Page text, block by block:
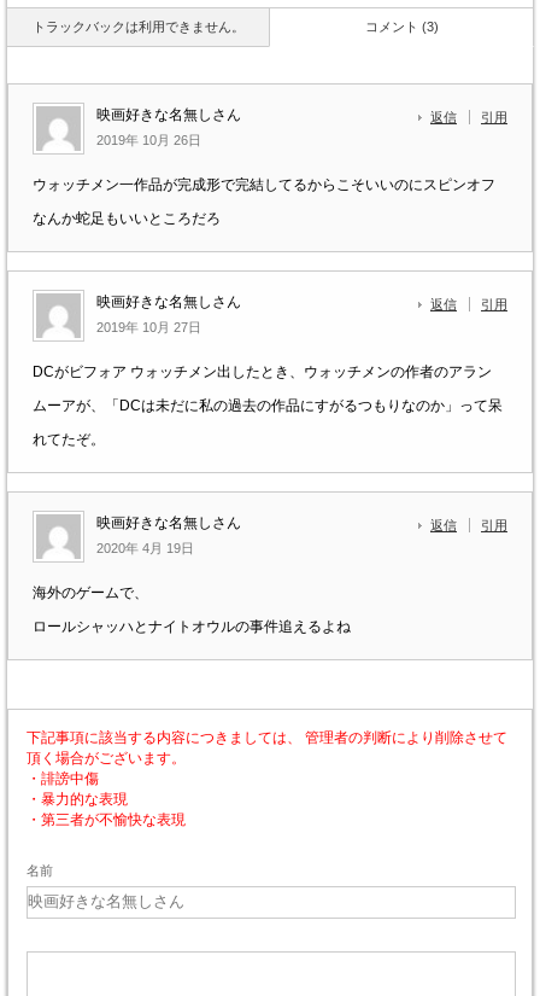
トラックバックは利用できません。 コメント (3)
映画好きな名無しさん
2019年 10月 26日
返信 引用
ウォッチメン一作品が完成形で完結してるからこそいいのにスピンオフ
なんか蛇足もいいところだろ
映画好きな名無しさん
2019年 10月 27日
返信 引用
DCがビフォア ウォッチメン出したとき、ウォッチメンの作者のアラン
ムーアが、「DCは未だに私の過去の作品にすがるつもりなのか」って呆
れてたぞ。
映画好きな名無しさん
2020年 4月 19日
返信 引用
海外のゲームで、
ロールシャッハとナイトオウルの事件追えるよね
下記事項に該当する内容につきましては、 管理者の判断により削除させて
頂く場合がございます。
・誹謗中傷
・暴力的な表現
・第三者が不愉快な表現
名前